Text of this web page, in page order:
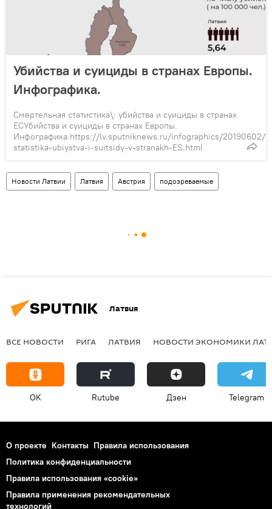
Убийства и суициды в странах Европы.
Инфографика.
Смертельная статистика\: убийства и суициды в странах
ЕСУбийства и суициды в странах Европы.
Инфографика.https://lv.sputniknews.ru/infographics/20190602/
statistika-ubiystva-i-suitsidy-v-stranakh-ES.html
Новости Латвии Латвия Австрия подозреваемые
Латвия
ВСЕ НОВОСТИ РИГА ЛАТВИЯ НОВОСТИ ЭКОНОМИКИ
OK Rutube Дзен Telegram
О проекте Контакты Правила использования
Политика конфиденциальности
Правила использования «cookie»
Правила применения рекомендательных
технологий